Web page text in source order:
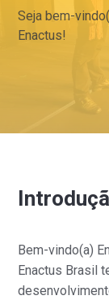
Seja bem-
Enactus!
Bem-vindo(a)
Enactus Brasil